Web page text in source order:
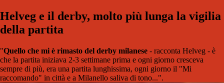
Helveg e il derby, molto più lunga la vigilia
della partita
"Quello che mi è rimasto del derby milanese - racconta Helveg - è
che la partita iniziava 2-3 settimane prima e ogni giorno cresceva
sempre di più, era una partita lunghissima, ogni giorno il "Mi
raccomando" in città e a Milanello saliva di tono...".